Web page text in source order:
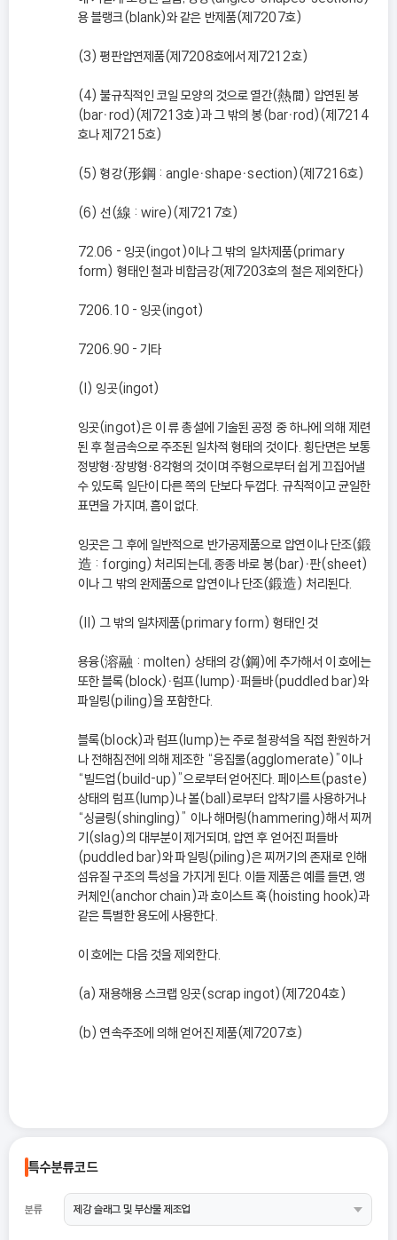
용 블랭크(blank)와 같은 반제품(제7207호)
(3) 평판압연제품(제7208호에서 제7212호)
(4) 불규칙적인 코일 모양의 것으로 열간(熱間) 압연된 봉
(barㆍrod)(제7213호)과 그 밖의 봉(barㆍrod)(제7214
호나 제7215호)
(5) 형강(形鋼 : angleㆍshapeㆍsection)(제7216호)
(6) 선(線 : wire)(제7217호)
72.06 - 잉곳(ingot)이나 그 밖의 일차제품(primary
form) 형태인 철과 비합금강(제7203호의 철은 제외한다)
7206.10 - 잉곳(ingot)
7206.90 - 기타
(I) 잉곳(ingot)
잉곳(ingot)은 이 류 총설에 기술된 공정 중 하나에 의해 제련
된 후 철금속으로 주조된 일차적 형태의 것이다. 횡단면은 보통
정방형ㆍ장방형ㆍ8각형의 것이며 주형으로부터 쉽게 끄집어낼
수 있도록 일단이 다른 쪽의 단보다 두껍다. 규칙적이고 균일한
표면을 가지며, 흠이 없다.
잉곳은 그 후에 일반적으로 반가공제품으로 압연이나 단조(鍛
造 : forging) 처리되는데, 종종 바로 봉(bar)ㆍ판(sheet)
이나 그 밖의 완제품으로 압연이나 단조(鍛造) 처리된다.
(II) 그 밖의 일차제품(primary form) 형태인 것
용융(溶融 : molten) 상태의 강(鋼)에 추가해서 이 호에는
또한 블록(block)ㆍ럼프(lump)ㆍ퍼들바(puddled bar)와
파일링(piling)을 포함한다.
블록(block)과 럼프(lump)는 주로 철광석을 직접 환원하거
나 전해침전에 의해 제조한 “응집물(agglomerate)”이나
“빌드업(build-up)”으로부터 얻어진다. 페이스트(paste)
상태의 럼프(lump)나 볼(ball)로부터 압착기를 사용하거나
“싱글링(shingling)” 이나 해머링(hammering)해서 찌꺼
기(slag)의 대부분이 제거되며, 압연 후 얻어진 퍼들바
(puddled bar)와 파일링(piling)은 찌꺼기의 존재로 인해
섬유질 구조의 특성을 가지게 된다. 이들 제품은 예를 들면, 앵
커체인(anchor chain)과 호이스트 훅(hoisting hook)과
같은 특별한 용도에 사용한다.
이 호에는 다음 것을 제외한다.
(a) 재용해용 스크랩 잉곳(scrap ingot)(제7204호)
(b) 연속주조에 의해 얻어진 제품(제7207호)
특수분류코드
분류